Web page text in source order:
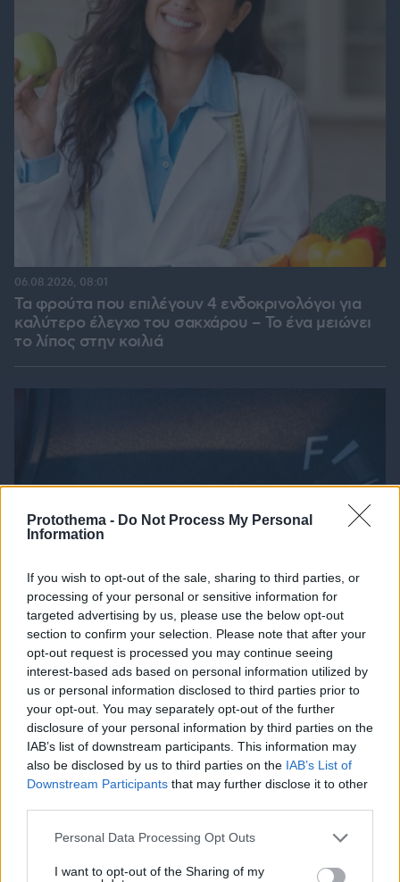
Protothema - Do Not Process My Personal
Information
If you wish to opt-out of the sale, sharing to third parties, or
processing of your personal or sensitive information for
targeted advertising by us, please use the below opt-out
section to confirm your selection. Please note that after your
opt-out request is processed you may continue seeing
interest-based ads based on personal information utilized by
us or personal information disclosed to third parties prior to
your opt-out. You may separately opt-out of the further
disclosure of your personal information by third parties on the
IAB’s list of downstream participants. This information may
also be disclosed by us to third parties on the IAB’s List of
Downstream Participants that may further disclose it to other
Please note that this website/app uses one or more Google
not limited to your visit or usage behaviour. You may click to
Personal Data Processing Opt Outs
I want to opt-out of the Sharing of my
Τα φρούτα που επιλέγουν 4 ενδοκρινολόγοι για
καλύτερο έλεγχο του σακχάρου – Το ένα μειώνει
το λίπος στην κοιλιά
06.08.2026, 08:01
Ποιο αυτοκίνητο βενζίνης έκανε 1.980 χλμ με έναν
ανεφοδιασμό;